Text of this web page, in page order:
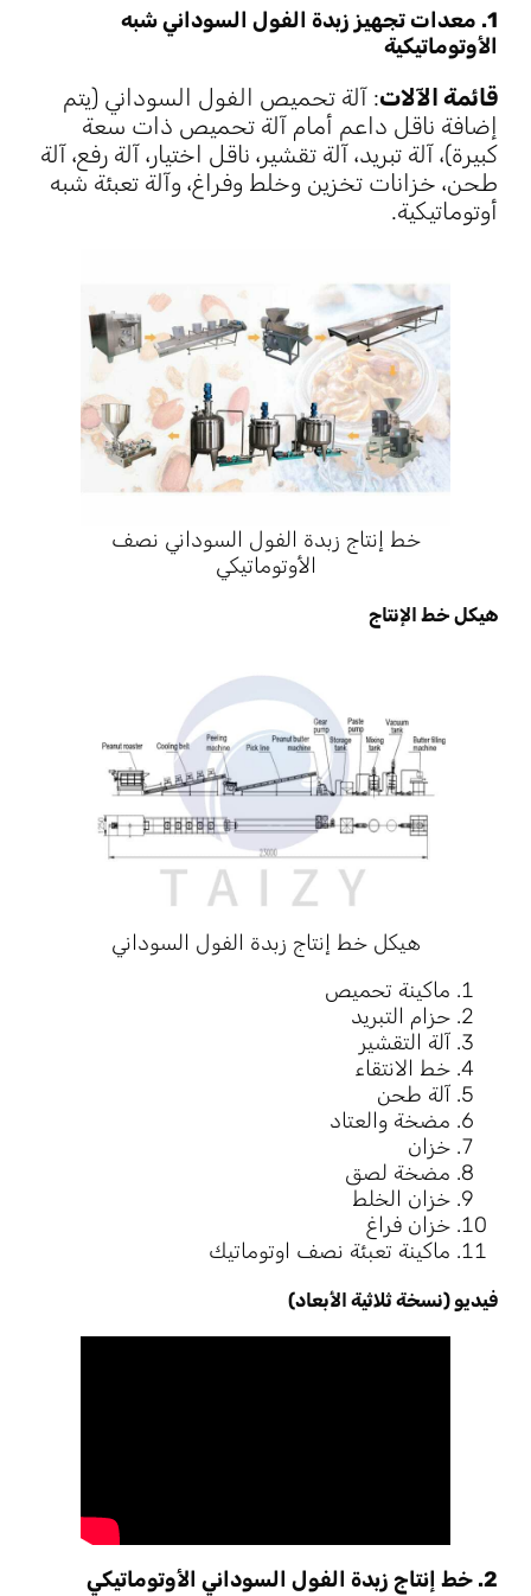
1. معدات تجهيز زبدة الفول السوداني شبه
الأوتوماتيكية
قائمة الآلات: آلة تحميص الفول السوداني (يتم
إضافة ناقل داعم أمام آلة تحميص ذات سعة
كبيرة)، آلة تبريد، آلة تقشير، ناقل اختيار، آلة رفع، آلة
طحن، خزانات تخزين وخلط وفراغ، وآلة تعبئة شبه
أوتوماتيكية.
خط إنتاج زبدة الفول السوداني نصف
الأوتوماتيكي
هيكل خط الإنتاج
هيكل خط إنتاج زبدة الفول السوداني
ماكينة تحميص
حزام التبريد
آلة التقشير
خط الانتقاء
آلة طحن
مضخة والعتاد
خزان
مضخة لصق
خزان الخلط
خزان فراغ
ماكينة تعبئة نصف اوتوماتيك
فيديو (نسخة ثلاثية الأبعاد)
2. خط إنتاج زبدة الفول السوداني الأوتوماتيكي